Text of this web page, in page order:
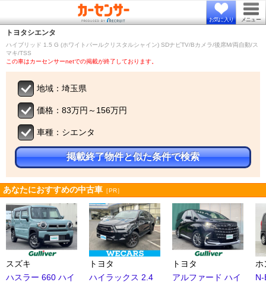
お気に入り メニュー
トヨタシエンタ
ハイブリッド 1.5 G (ホワイトパールクリスタルシャイン) SDナビTV/Bカメラ/後席M/両自動/ス
マキ/TSS
この車はカーセンサーnetでの掲載が終了しております。
地域：埼玉県
価格：83万円～156万円
車種：シエンタ
掲載終了物件と似た条件で検索
あなたにおすすめの中古車 ［PR］
スズキ
ハスラー 660 ハイ
トヨタ
ハイラックス 2.4
トヨタ
アルファード ハイ
ホ